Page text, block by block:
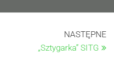
NASTĘPNE
„Sztygarka” SITG